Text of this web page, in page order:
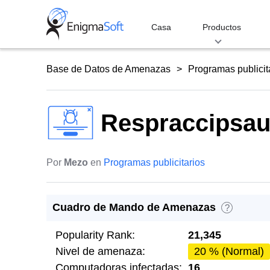
Casa Productos
Base de Datos de Amenazas Programas
Por Mezo en Programas publicitarios
Cuadro de Mando de Amenazas ?
Popularity Rank:
21,345
Nivel de amenaza:
20 % (Normal)
Computadoras infectadas: 16